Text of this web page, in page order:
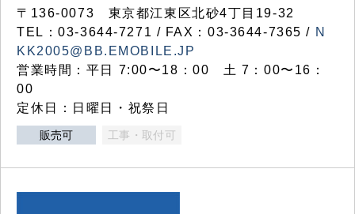
〒136-0073 東京都江東区北砂4丁目19-32
TEL：03‐3644‐7271 / FAX：03-3644-7365 / N
KK2005@BB.EMOBILE.JP
営業時間：平日 7:00〜18：00 土 7：00〜16：
00
定休日：日曜日・祝祭日
販売可 工事・取付可